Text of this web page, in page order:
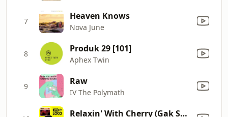
7 Heaven Knows
Nova June
8 Produk 29 [101]
Aphex Twin
9 Raw
IV The Polymath
Relaxin' With Cherry (Gak Sato Pre-Echo Mix)